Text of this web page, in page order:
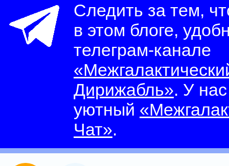
Следить за тем,
в этом блоге,
телеграм-канале
Дирижабль». У
уютный
Чат».